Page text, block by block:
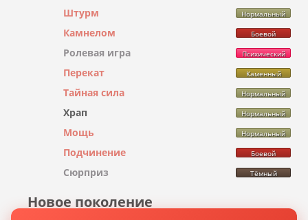
Штурм Нормальный
Камнелом Боевой
Ролевая игра Психический
Перекат Каменный
Тайная сила Нормальный
Храп Нормальный
Мощь Нормальный
Подчинение Боевой
Сюрприз Тёмный
Новое поколение